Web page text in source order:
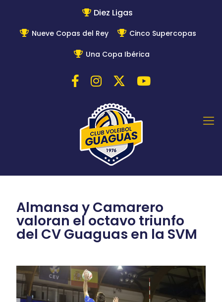
Diez Ligas
Nueve Copas del Rey Cinco Supercopas
Una Copa Ibérica
Almansa y Camarero
valoran el octavo triunfo
del CV Guaguas en la SVM